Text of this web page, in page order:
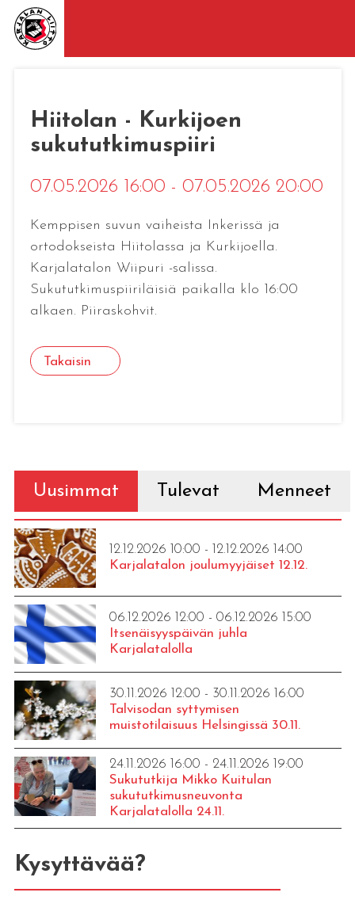
Hiitolan - Kurkijoen
sukututkimuspiiri
07.05.2026 16:00 - 07.05.2026 20:00
Kemppisen suvun vaiheista Inkerissä ja
ortodokseista Hiitolassa ja Kurkijoella.
Karjalatalon Wiipuri -salissa.
Sukututkimuspiiriläisiä paikalla klo 16:00
alkaen. Piiraskohvit.
Takaisin
Uusimmat Tulevat Menneet
12.12.2026 10:00 - 12.12.2026 14:00
Karjalatalon joulumyyjäiset 12.12.
06.12.2026 12:00 - 06.12.2026 15:00
Itsenäisyyspäivän juhla
Karjalatalolla
30.11.2026 12:00 - 30.11.2026 16:00
Talvisodan syttymisen
muistotilaisuus Helsingissä 30.11.
24.11.2026 16:00 - 24.11.2026 19:00
Sukututkija Mikko Kuitulan
sukututkimusneuvonta
Karjalatalolla 24.11.
Kysyttävää?